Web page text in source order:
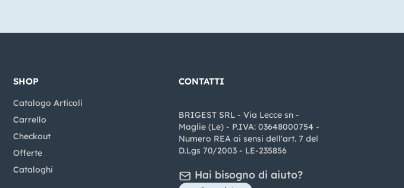
SHOP
Catalogo Articoli
Carrello
Checkout
Offerte
Cataloghi
CONTATTI
BRIGEST SRL - Via Lecce sn -
Maglie (Le) - P.IVA: 03648000754 -
Numero REA ai sensi dell'art. 7 del
D.Lgs 70/2003 - LE-235856
Hai bisogno di aiuto?